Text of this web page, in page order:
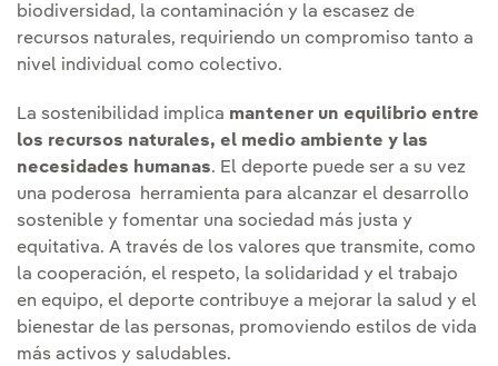
biodiversidad, la contaminación y la escasez de
recursos naturales, requiriendo un compromiso tanto a
nivel individual como colectivo.
La sostenibilidad implica mantener un equilibrio entre
los recursos naturales, el medio ambiente y las
necesidades humanas. El deporte puede ser a su vez
una poderosa herramienta para alcanzar el desarrollo
sostenible y fomentar una sociedad más justa y
equitativa. A través de los valores que transmite, como
la cooperación, el respeto, la solidaridad y el trabajo
en equipo, el deporte contribuye a mejorar la salud y el
bienestar de las personas, promoviendo estilos de vida
más activos y saludables.